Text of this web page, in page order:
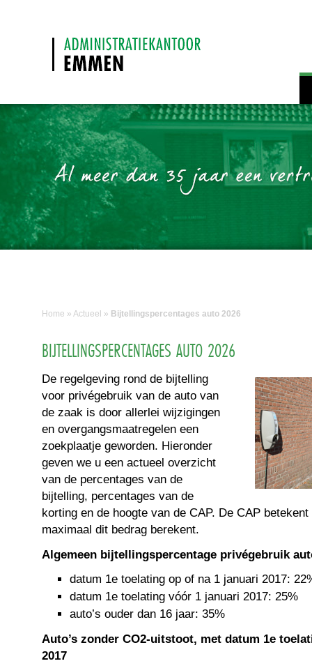
Home » Actueel » Bijtellingspercentages auto 2026
BIJTELLINGSPERCENTAGES AUTO 2026
De regelgeving rond de bijtelling
voor privégebruik van de auto van
de zaak is door allerlei wijzigingen
en overgangsmaatregelen een
zoekplaatje geworden. Hieronder
geven we u een actueel overzicht
van de percentages van de
bijtelling, percentages van de
korting en de hoogte van de CAP. De CAP
maximaal dit bedrag berekent.
Algemeen bijtellingspercentage privégebruik
datum 1e toelating op of na 1 januari 2017:
datum 1e toelating vóór 1 januari 2017: 25%
auto’s ouder dan 16 jaar: 35%
Auto’s zonder CO2-uitstoot, met datum 1e
2017